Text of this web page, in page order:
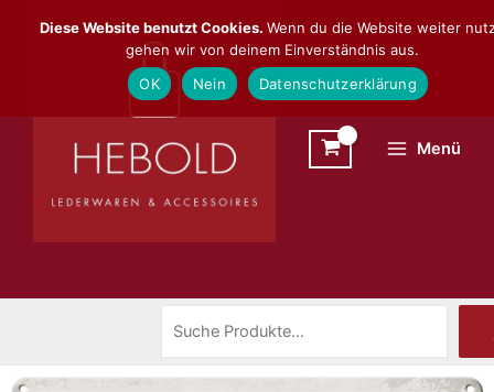
Inhalt
Menü
Diese Website benutzt Cookies. Wenn du die Website weiter
gehen wir von deinem Einverständnis aus.
OK
Nein Datenschutzerklärung